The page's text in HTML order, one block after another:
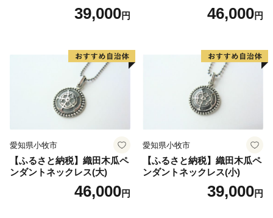
39,000円 46,000円
愛知県小牧市
【ふるさと納税】織田木瓜ペ
ンダントネックレス(大)
46,000円
愛知県小牧市
【ふるさと納税】織田木瓜ペ
ンダントネックレス(小)
39,000円